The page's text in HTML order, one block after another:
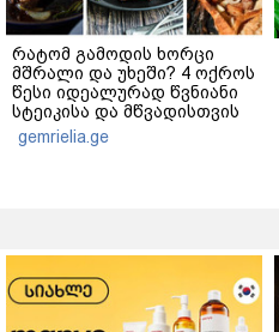
რატომ გამოდის ხორცი
მშრალი და უხეში? 4 ოქროს
წესი იდეალურად წვნიანი
სტეიკისა და მწვადისთვის
gemrielia.ge